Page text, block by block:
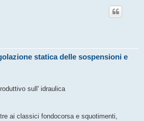
statica delle sospensioni e
sull' idraulica
ai classici fondocorsa e squotimenti,